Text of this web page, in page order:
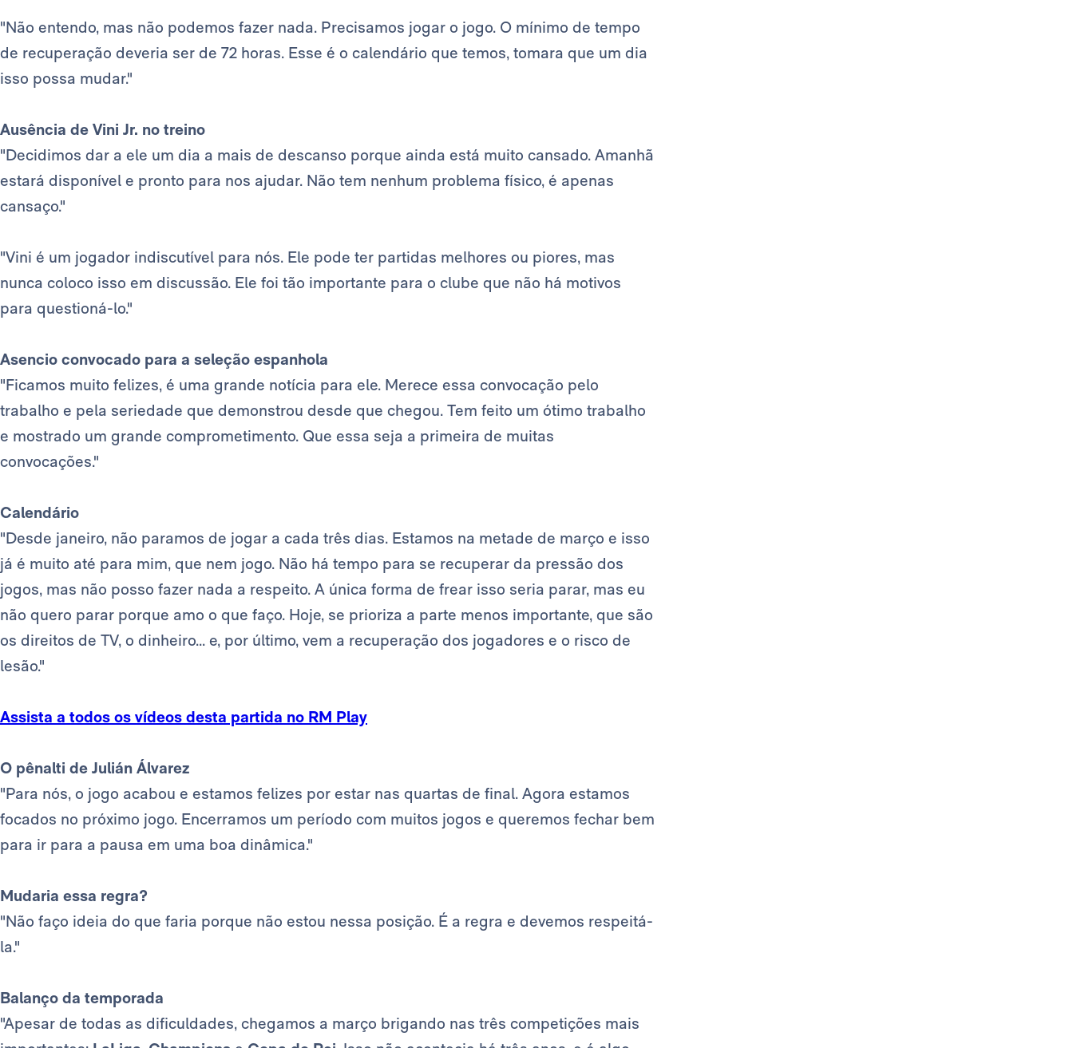
"Não entendo, mas não podemos fazer nada. Precisamos jogar o jogo. O mínimo de tempo
de recuperação deveria ser de 72 horas. Esse é o calendário que temos, tomara que um dia
isso possa mudar."
Ausência de Vini Jr. no treino
"Decidimos dar a ele um dia a mais de descanso porque ainda está muito cansado. Amanhã
estará disponível e pronto para nos ajudar. Não tem nenhum problema físico, é apenas
cansaço."
"Vini é um jogador indiscutível para nós. Ele pode ter partidas melhores ou piores, mas
nunca coloco isso em discussão. Ele foi tão importante para o clube que não há motivos
para questioná-lo."
Asencio convocado para a seleção espanhola
"Ficamos muito felizes, é uma grande notícia para ele. Merece essa convocação pelo
trabalho e pela seriedade que demonstrou desde que chegou. Tem feito um ótimo trabalho
e mostrado um grande comprometimento. Que essa seja a primeira de muitas
convocações."
Calendário
"Desde janeiro, não paramos de jogar a cada três dias. Estamos na metade de março e isso
já é muito até para mim, que nem jogo. Não há tempo para se recuperar da pressão dos
jogos, mas não posso fazer nada a respeito. A única forma de frear isso seria parar, mas eu
não quero parar porque amo o que faço. Hoje, se prioriza a parte menos importante, que são
os direitos de TV, o dinheiro... e, por último, vem a recuperação dos jogadores e o risco de
lesão."
Assista a todos os vídeos desta partida no RM Play
O pênalti de Julián Álvarez
"Para nós, o jogo acabou e estamos felizes por estar nas quartas de final. Agora estamos
focados no próximo jogo. Encerramos um período com muitos jogos e queremos fechar bem
para ir para a pausa em uma boa dinâmica."
Mudaria essa regra?
"Não faço ideia do que faria porque não estou nessa posição. É a regra e devemos respeitá-
la."
Balanço da temporada
"Apesar de todas as dificuldades, chegamos a março brigando nas três competições mais